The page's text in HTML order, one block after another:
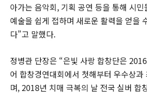
아가는 음악회, 기획 공연 등을 통해 시
예술을 쉽게 접하며 새로운 활력을 얻을
다”고 말했다.
정병관 단장은 “은빛 사랑 합창단은
어 합창경연대회에서 첫해부터 우수상과
며, 2018년 치매 극복의 날 전국 실버 합